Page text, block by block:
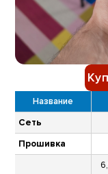
Название
Сеть
Прошивка